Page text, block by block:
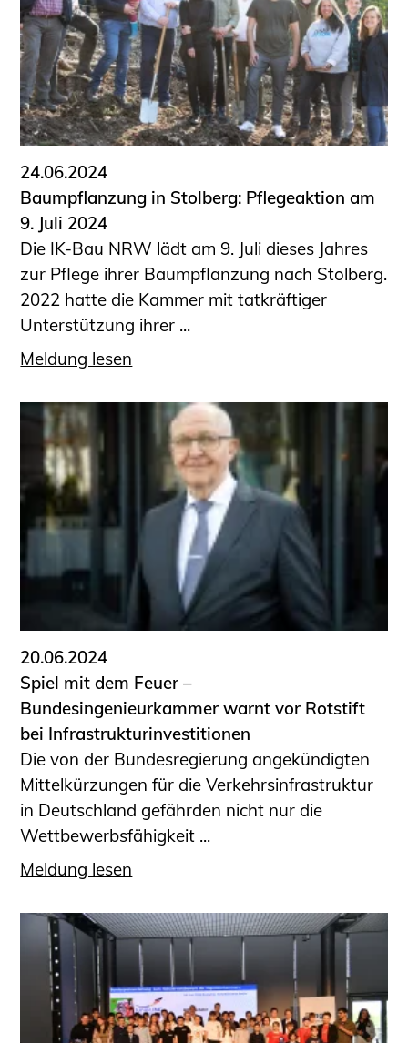
24.06.2024
Baumpflanzung in Stolberg: Pflegeaktion am
9. Juli 2024
Die IK-Bau NRW lädt am 9. Juli dieses Jahres
zur Pflege ihrer Baumpflanzung nach Stolberg.
2022 hatte die Kammer mit tatkräftiger
Unterstützung ihrer ...
Meldung lesen
20.06.2024
Spiel mit dem Feuer –
Bundesingenieurkammer warnt vor Rotstift
bei Infrastrukturinvestitionen
Die von der Bundesregierung angekündigten
Mittelkürzungen für die Verkehrsinfrastruktur
in Deutschland gefährden nicht nur die
Wettbewerbsfähigkeit ...
Meldung lesen